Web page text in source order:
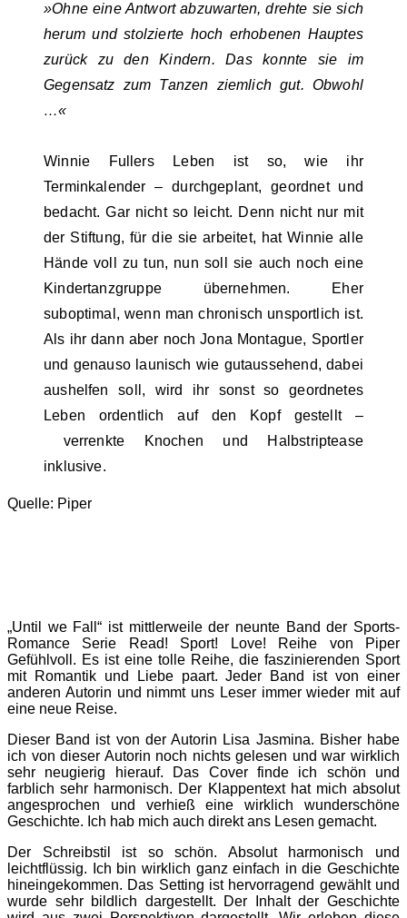
»Ohne eine Antwort abzuwarten, drehte sie sich
herum und stolzierte hoch erhobenen Hauptes
zurück zu den Kindern. Das konnte sie im
Gegensatz zum Tanzen ziemlich gut. Obwohl
…«
Winnie Fullers Leben ist so, wie ihr
Terminkalender – durchgeplant, geordnet und
bedacht. Gar nicht so leicht. Denn nicht nur mit
der Stiftung, für die sie arbeitet, hat Winnie alle
Hände voll zu tun, nun soll sie auch noch eine
Kindertanzgruppe übernehmen. Eher
suboptimal, wenn man chronisch unsportlich ist.
Als ihr dann aber noch Jona Montague, Sportler
und genauso launisch wie gutaussehend, dabei
aushelfen soll, wird ihr sonst so geordnetes
Leben ordentlich auf den Kopf gestellt –
verrenkte Knochen und Halbstriptease
inklusive.
Quelle: Piper
„Until we Fall“ ist mittlerweile der neunte Band der Sports-
Romance Serie Read! Sport! Love! Reihe von Piper
Gefühlvoll. Es ist eine tolle Reihe, die faszinierenden Sport
mit Romantik und Liebe paart. Jeder Band ist von einer
anderen Autorin und nimmt uns Leser immer wieder mit auf
eine neue Reise.
Dieser Band ist von der Autorin Lisa Jasmina. Bisher habe
ich von dieser Autorin noch nichts gelesen und war wirklich
sehr neugierig hierauf. Das Cover finde ich schön und
farblich sehr harmonisch. Der Klappentext hat mich absolut
angesprochen und verhieß eine wirklich wunderschöne
Geschichte. Ich hab mich auch direkt ans Lesen gemacht.
Der Schreibstil ist so schön. Absolut harmonisch und
leichtflüssig. Ich bin wirklich ganz einfach in die Geschichte
hineingekommen. Das Setting ist hervorragend gewählt und
wurde sehr bildlich dargestellt. Der Inhalt der Geschichte